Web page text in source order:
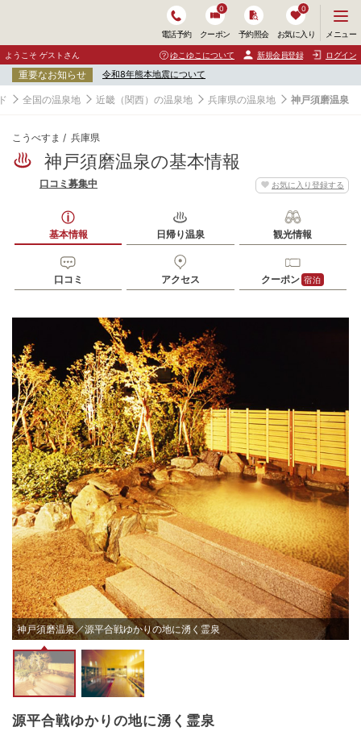
電話予約 クーポン
0
予約照会 お気に入り
0
ニ
ュ
ー
開
く
メニュー
ようこそ ゲストさん ゆこゆこについて 新規会員登録 ログイン
重要なお知らせ 令和8年熊本地震について
全国の温泉地 近畿（関西）の温泉地 兵庫県の温泉地 神戸須磨温泉
こうべすま 兵庫県
神戸須磨温泉の基本情報
お気に入り登録する
口コミ募集中
基本情報 日帰り温泉 観光情報
口コミ アクセス クーポン 宿泊
神戸須磨温泉／源平合戦ゆかりの地に湧く霊泉
源平合戦ゆかりの地に湧く霊泉